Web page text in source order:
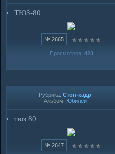
ТЮЗ-80
№ 2665
Просмотров: 423
Рубрика: Стоп-кадр
Альбом: Юбилеи
тюз 80
№ 2647